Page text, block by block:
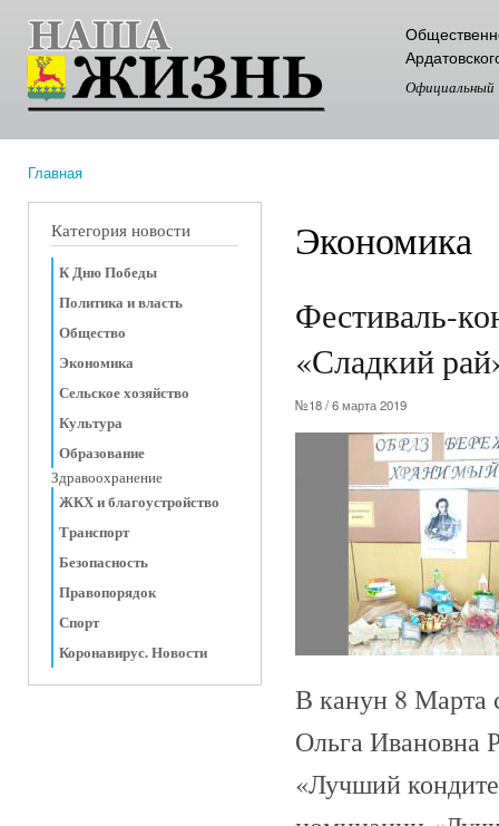
Официальный
Главная
Категория новости
К Дню Победы
Политика и власть
Общество
Экономика
Сельское хозяйство
Культура
Образование
Здравоохранение
ЖКХ и благоустройство
Транспорт
Безопасность
Правопорядок
Спорт
Коронавирус. Новости
Экономика
Фестиваль-
«Сладкий
№18 / 6 марта 2019
В канун 8 Марта
Ольга Ивановна
«Лучший